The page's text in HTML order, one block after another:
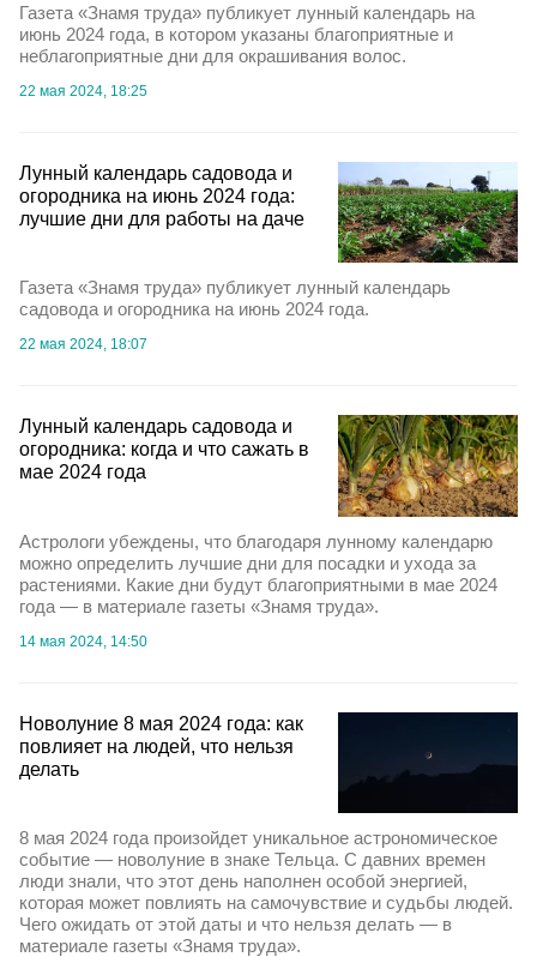
Газета «Знамя труда» публикует лунный календарь на
июнь 2024 года, в котором указаны благоприятные и
неблагоприятные дни для окрашивания волос.
22 мая 2024, 18:25
Лунный календарь садовода и
огородника на июнь 2024 года:
лучшие дни для работы на даче
Газета «Знамя труда» публикует лунный календарь
садовода и огородника на июнь 2024 года.
22 мая 2024, 18:07
Лунный календарь садовода и
огородника: когда и что сажать в
мае 2024 года
Астрологи убеждены, что благодаря лунному календарю
можно определить лучшие дни для посадки и ухода за
растениями. Какие дни будут благоприятными в мае 2024
года — в материале газеты «Знамя труда».
14 мая 2024, 14:50
Новолуние 8 мая 2024 года: как
повлияет на людей, что нельзя
делать
8 мая 2024 года произойдет уникальное астрономическое
событие — новолуние в знаке Тельца. С давних времен
люди знали, что этот день наполнен особой энергией,
которая может повлиять на самочувствие и судьбы людей.
Чего ожидать от этой даты и что нельзя делать — в
материале газеты «Знамя труда».